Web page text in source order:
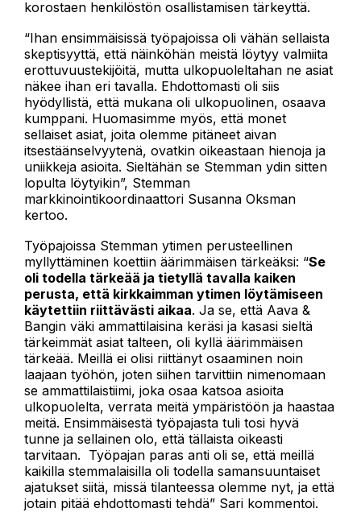
korostaen henkilöstön osallistamisen tärkeyttä.
“Ihan ensimmäisissä työpajoissa oli vähän sellaista
skeptisyyttä, että näinköhän meistä löytyy valmiita
erottuvuustekijöitä, mutta ulkopuoleltahan ne asiat
näkee ihan eri tavalla. Ehdottomasti oli siis
hyödyllistä, että mukana oli ulkopuolinen, osaava
kumppani. Huomasimme myös, että monet
sellaiset asiat, joita olemme pitäneet aivan
itsestäänselvyytenä, ovatkin oikeastaan hienoja ja
uniikkeja asioita. Sieltähän se Stemman ydin sitten
lopulta löytyikin”, Stemman
markkinointikoordinaattori Susanna Oksman
kertoo.
Työpajoissa Stemman ytimen perusteellinen
myllyttäminen koettiin äärimmäisen tärkeäksi: “Se
oli todella tärkeää ja tietyllä tavalla kaiken
perusta, että kirkkaimman ytimen löytämiseen
käytettiin riittävästi aikaa. Ja se, että Aava &
Bangin väki ammattilaisina keräsi ja kasasi sieltä
tärkeimmät asiat talteen, oli kyllä äärimmäisen
tärkeää. Meillä ei olisi riittänyt osaaminen noin
laajaan työhön, joten siihen tarvittiin nimenomaan
se ammattilaistiimi, joka osaa katsoa asioita
ulkopuolelta, verrata meitä ympäristöön ja haastaa
meitä. Ensimmäisestä työpajasta tuli tosi hyvä
tunne ja sellainen olo, että tällaista oikeasti
tarvitaan. Työpajan paras anti oli se, että meillä
kaikilla stemmalaisilla oli todella samansuuntaiset
ajatukset siitä, missä tilanteessa olemme nyt, ja että
jotain pitää ehdottomasti tehdä” Sari kommentoi.